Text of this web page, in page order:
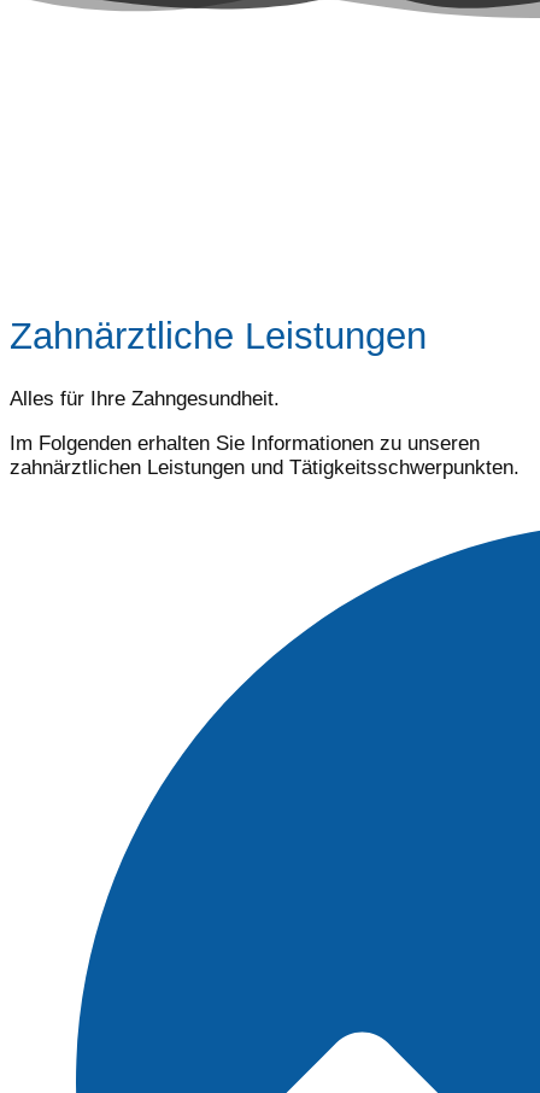
Zahnärztliche Leistungen
Alles für Ihre Zahngesundheit.
Im Folgenden erhalten Sie Informationen zu unseren
zahnärztlichen Leistungen und Tätigkeitsschwerpunkten.